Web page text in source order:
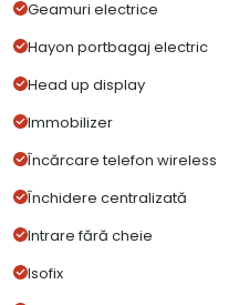
Geamuri electrice
Hayon portbagaj electric
Head up display
Immobilizer
Încărcare telefon wireless
Închidere centralizată
Intrare fără cheie
Isofix